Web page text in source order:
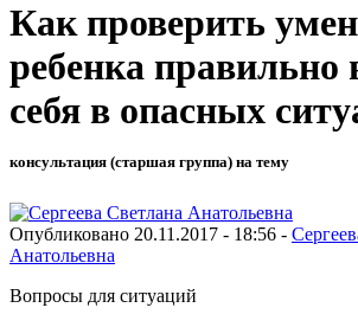
Как проверить
ребенка правильно
себя в опасных
консультация (старшая группа) на тему
Опубликовано 20.11.2017 - 18:56 -
Анатольевна
Вопросы для ситуаций